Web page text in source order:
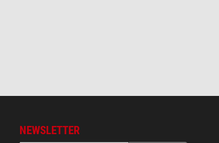
NEWSLETTER